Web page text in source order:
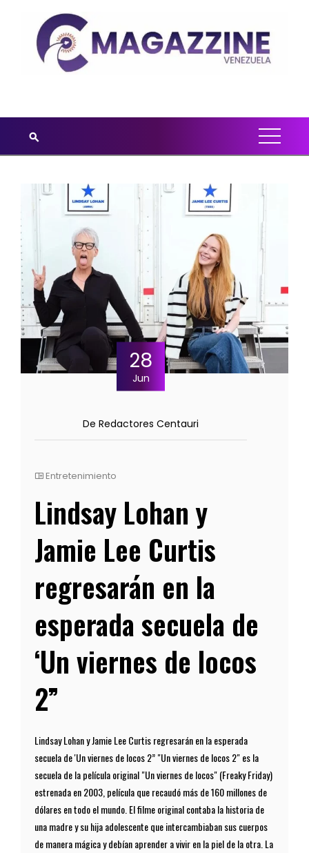
28
Jun
De Redactores Centauri
Entretenimiento
Lindsay Lohan y
Jamie Lee Curtis
regresarán en la
esperada secuela de
‘Un viernes de locos
2”
Lindsay Lohan y Jamie Lee Curtis regresarán en la esperada
secuela de 'Un viernes de locos 2” "Un viernes de locos 2" es la
secuela de la película original "Un viernes de locos" (Freaky Friday)
estrenada en 2003, película que recaudó más de 160 millones de
dólares en todo el mundo. El filme original contaba la historia de
una madre y su hija adolescente que intercambiaban sus cuerpos
de manera mágica y debían aprender a vivir en la piel de la otra. La